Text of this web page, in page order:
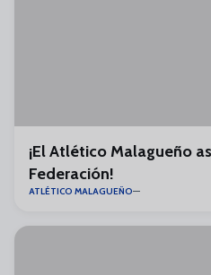
¡El Atlético Malagueño
Federación!
ATLÉTICO MALAGUEÑO